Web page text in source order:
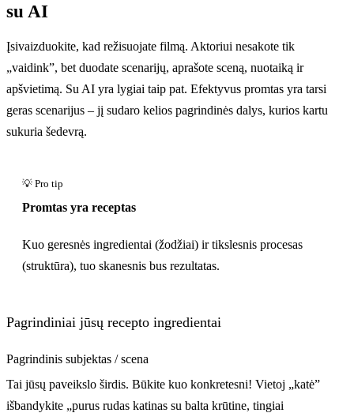
su AI
Įsivaizduokite, kad režisuojate filmą. Aktoriui nesakote tik
„vaidink”, bet duodate scenarijų, aprašote sceną, nuotaiką ir
apšvietimą. Su AI yra lygiai taip pat. Efektyvus promtas yra tarsi
geras scenarijus – jį sudaro kelios pagrindinės dalys, kurios kartu
sukuria šedevrą.
Promtas yra receptas
Kuo geresnės ingredientai (žodžiai) ir tikslesnis procesas
(struktūra), tuo skanesnis bus rezultatas.
Pagrindiniai jūsų recepto ingredientai
Pagrindinis subjektas / scena
Tai jūsų paveikslo širdis. Būkite kuo konkretesni! Vietoj „katė”
išbandykite „purus rudas katinas su balta krūtine, tingiai